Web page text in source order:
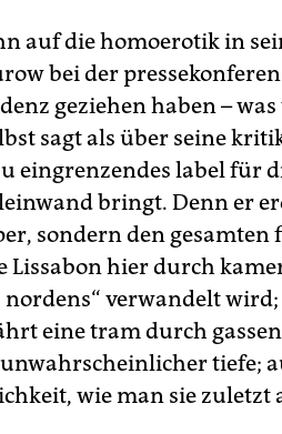
auf die homoerotik in
bei der
geziehen haben –
sagt als über seine
eingrenzendes label für
bringt. Denn er
sondern den gesamten
Lissabon hier durch
nordens“ verwandelt
eine tram durch
tiefe;
wie man sie zuletzt